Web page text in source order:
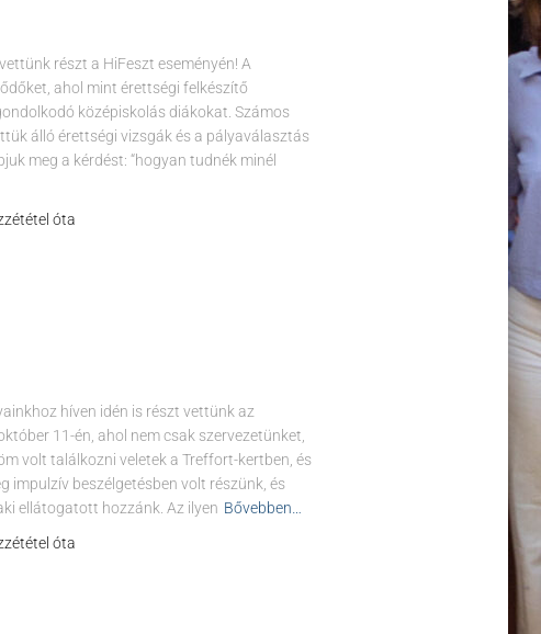
részt a HiFeszt eseményén! A
ahol mint érettségi felkészítő
középiskolás diákokat. Számos
álló érettségi vizsgák és a pályaválasztás
meg a kérdést: “hogyan tudnék minél
óta
híven idén is részt vettünk az
11-én, ahol nem csak szervezetünket,
volt találkozni veletek a Treffort-kertben, és
impulzív beszélgetésben volt részünk, és
ellátogatott hozzánk. Az ilyen Bővebben…
óta